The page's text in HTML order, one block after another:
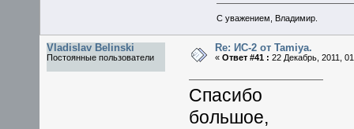
С уважением, Владимир.
Vladislav Belinski
Постоянные пользователи
Re: ИС-2 от Tamiya.
« Ответ #41 : 22 Декабрь, 2011,
Спасибо
большое,